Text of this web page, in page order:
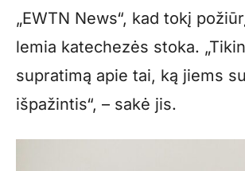
„EWTN News“, kad tokį
lemia katechezės stoka.
supratimą apie tai, ką jiems
išpažintis“, – sakė jis.